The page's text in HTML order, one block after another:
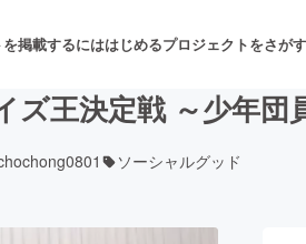
掲載するにははじめるプロジェクトをさがす
ズ王決定戦 ～少年団
ソーシャルグッド